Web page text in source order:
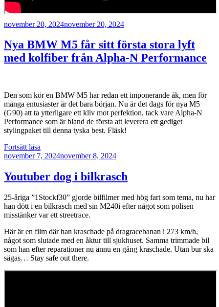
Publicerat
november 20, 2024november 20, 2024
Nya BMW M5 får sitt första stora lyft
med kolfiber från Alpha-N Performance
Den som kör en BMW M5 har redan ett imponerande åk, men för
många entusiaster är det bara början. Nu är det dags för nya M5
(G90) att ta ytterligare ett kliv mot perfektion, tack vare Alpha-N
Performance som är bland de första att leverera ett gediget
stylingpaket till denna tyska best. Fläsk!
Fortsätt läsa
BMW
sitt
stora
lyft
med
från
Alpha-
N
Performance”
Publicerat
november 7, 2024november 8, 2024
Youtuber dog i bilkrasch
25-åriga ”1Stockf30” gjorde bilfilmer med hög fart som tema, nu har
han dött i en bilkrasch med sin M240i efter något som polisen
misstänker var ett streetrace.
Här är en film där han kraschade på dragracebanan i 273 km/h,
något som slutade med en åktur till sjukhuset. Samma trimmade bil
som han efter reparationer nu ännu en gång kraschade. Utan bur ska
sägas… Stay safe out there.